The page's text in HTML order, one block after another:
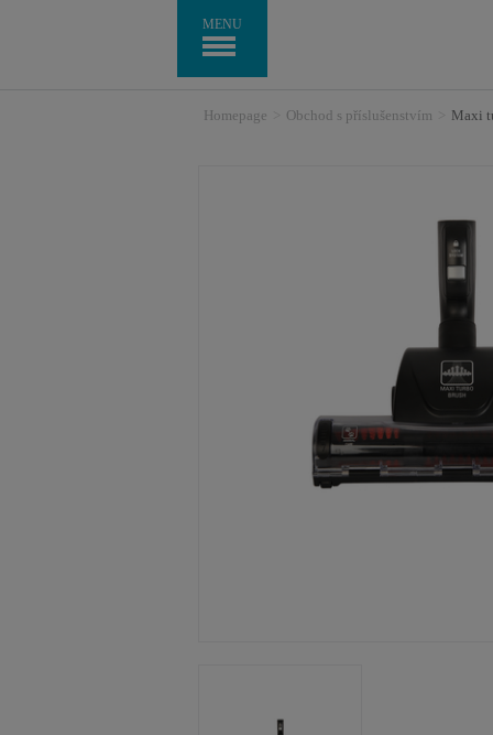
MENU
Homepage Obchod s příslušenstvím Maxi